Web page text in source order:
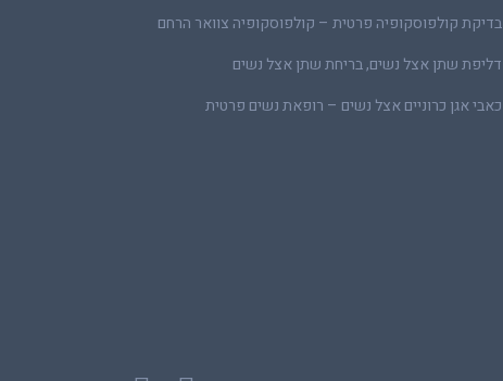
בדיקת קולפוסקופיה פרטית – קולפוסקופיה צוואר הרחם
דליפת שתן אצל נשים, בריחת שתן אצל נשים
כאבי אגן כרוניים אצל נשים – רופאת נשים פרטית